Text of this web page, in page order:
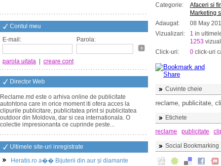
Contul meu
E-mail:
Parola:
parola uitata creare cont
Director Web
Reclame.md este o arhiva online de publicitate
autohtona care in orice moment iti ofera acces la
clipurile publicitare, publicitatea print si publicitatea
outdoor din Moldova, dar si cea internationala. O
colectie impresionanta ce cuprinde peste...
Ultimele site-uri inregistrate
Heratis.ro a�� Bijuterii din aur și diamante
Categorie:
Afaceri si
Marketing
Adaugat:
08 May
Vizualizari:
1 in
1253
Click-uri:
0 click-uri
Cuvinte cheie
reclame, publicitate,
Etichete
reclame
publicitate
Social Bookmarking